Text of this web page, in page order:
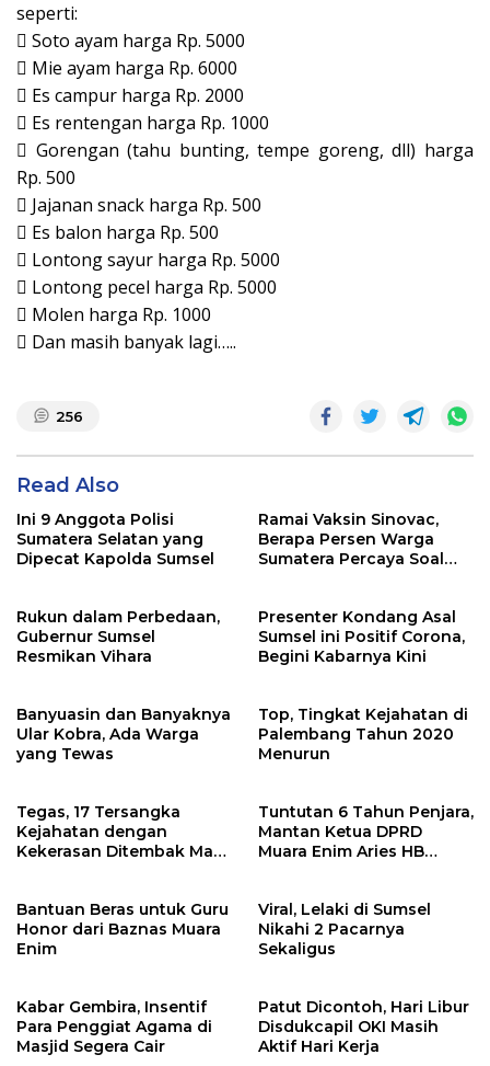
seperti:
 Soto ayam harga Rp. 5000
 Mie ayam harga Rp. 6000
 Es campur harga Rp. 2000
 Es rentengan harga Rp. 1000
 Gorengan (tahu bunting, tempe goreng, dll) harga
Rp. 500
 Jajanan snack harga Rp. 500
 Es balon harga Rp. 500
 Lontong sayur harga Rp. 5000
 Lontong pecel harga Rp. 5000
 Molen harga Rp. 1000
 Dan masih banyak lagi…..
256
Read Also
Ini 9 Anggota Polisi
Sumatera Selatan yang
Dipecat Kapolda Sumsel
Ramai Vaksin Sinovac,
Berapa Persen Warga
Sumatera Percaya Soal
Rukun dalam Perbedaan,
Gubernur Sumsel
Resmikan Vihara
Presenter Kondang Asal
Sumsel ini Positif Corona,
Begini Kabarnya Kini
Banyuasin dan Banyaknya
Ular Kobra, Ada Warga
yang Tewas
Top, Tingkat Kejahatan di
Palembang Tahun 2020
Menurun
Tegas, 17 Tersangka
Kejahatan dengan
Kekerasan Ditembak Mati
Tuntutan 6 Tahun Penjara,
Mantan Ketua DPRD
Muara Enim Aries HB
Bantuan Beras untuk Guru
Honor dari Baznas Muara
Enim
Viral, Lelaki di Sumsel
Nikahi 2 Pacarnya
Sekaligus
Kabar Gembira, Insentif
Para Penggiat Agama di
Masjid Segera Cair
Patut Dicontoh, Hari Libur
Disdukcapil OKI Masih
Aktif Hari Kerja